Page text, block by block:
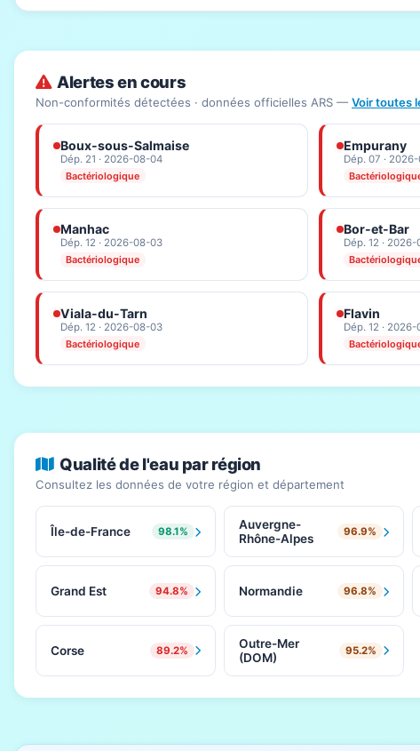
Alertes en cours
Non-conformités détectées · données officielles ARS — Voir toutes
Boux-sous-Salmaise
Dép. 21 · 2026-08-04
Bactériologique
Empurany
Dép. 07 ·
Manhac
Dép. 12 · 2026-08-03
Bactériologique
Bor-et-Bar
Dép. 12 ·
Viala-du-Tarn
Dép. 12 · 2026-08-03
Bactériologique
Flavin
Dép. 12 ·
Qualité de l'eau par région
Consultez les données de votre région et département
Île-de-France 98.1%
Auvergne-
Rhône-Alpes
96.9%
Grand Est 94.8% Normandie 96.8%
Corse 89.2%
Outre-Mer
(DOM)
95.2%